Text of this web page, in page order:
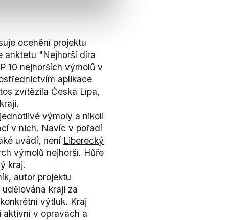
ocenění projektu
anktetu "Nejhorší díra
10 nejhorších výmolů v
aplikace
zvítězila Česká Lípa,
výmoly a nikoli
v nich. Navíc v pořadí
uvádí, není Liberecký
výmolů nejhorší. Hůře
kraj.
autor projektu
kraji za
výtluk. Kraj
aktivní v opravách a